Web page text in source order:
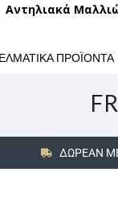
Αντηλιακά
ΠΡΟΪΟΝΤΑ
ΔΩΡΕΑΝ